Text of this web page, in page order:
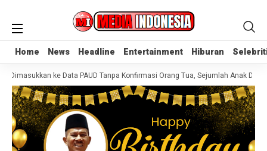
Home News Headline Entertainment Hiburan
Home News Headline Entertainment Hiburan
ke Data PAUD Tanpa Konfirmasi Orang Tua, Sejumlah Anak